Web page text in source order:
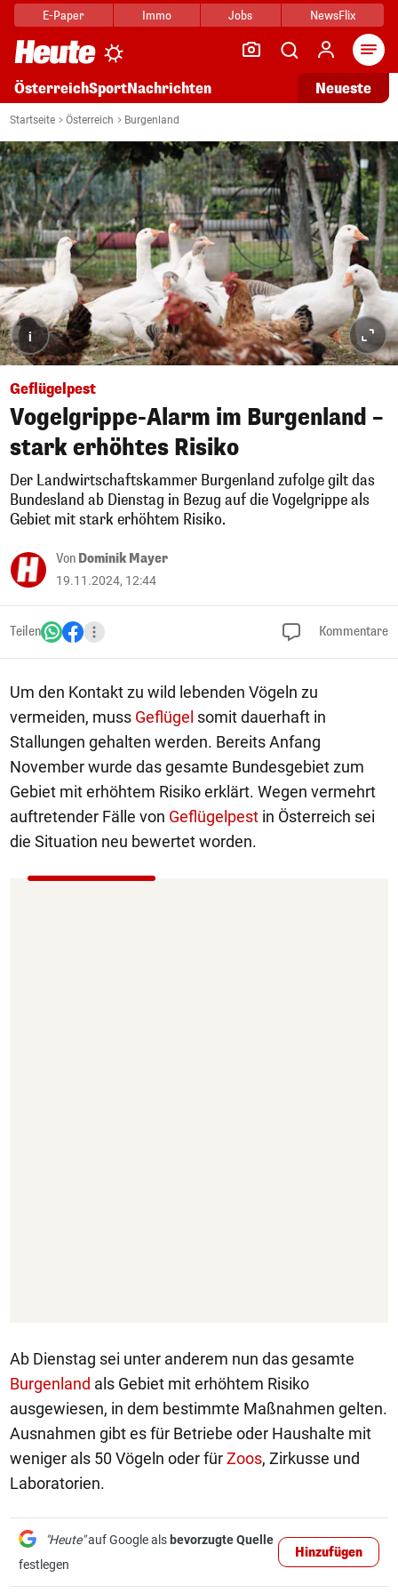
E-Paper Immo Jobs NewsFlix
ÖsterreichSportNachrichten Neueste
Startseite Österreich Burgenland
i
Geflügelpest
Vogelgrippe-Alarm im Burgenland –
stark erhöhtes Risiko
Der Landwirtschaftskammer Burgenland zufolge gilt das
Bundesland ab Dienstag in Bezug auf die Vogelgrippe als
Gebiet mit stark erhöhtem Risiko.
Von Dominik Mayer
19.11.2024, 12:44
Teilen Kommentare
Um den Kontakt zu wild lebenden Vögeln zu
vermeiden, muss Geflügel somit dauerhaft in
Stallungen gehalten werden. Bereits Anfang
November wurde das gesamte Bundesgebiet zum
Gebiet mit erhöhtem Risiko erklärt. Wegen vermehrt
auftretender Fälle von Geflügelpest in Österreich sei
die Situation neu bewertet worden.
Ab Dienstag sei unter anderem nun das gesamte
Burgenland als Gebiet mit erhöhtem Risiko
ausgewiesen, in dem bestimmte Maßnahmen gelten.
Ausnahmen gibt es für Betriebe oder Haushalte mit
weniger als 50 Vögeln oder fürZoos, Zirkusse und
Laboratorien.
"Heute"auf Google als bevorzugte Quelle
festlegen
Hinzufügen